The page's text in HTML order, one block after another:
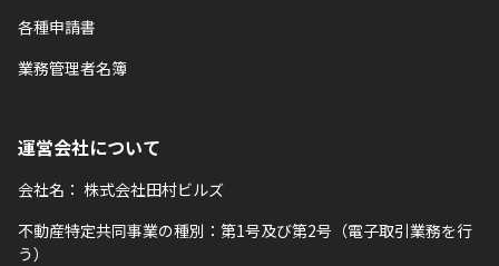
各種申請書
業務管理者名簿
運営会社について
会社名： 株式会社田村ビルズ
不動産特定共同事業の種別：第1号及び第2号（電子取引業務を行
う）